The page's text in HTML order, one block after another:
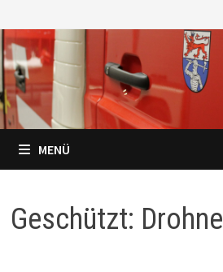
Inhalt
springen
MENÜ
Geschützt: Drohne